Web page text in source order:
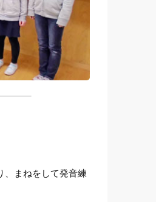
、まねをして発音練